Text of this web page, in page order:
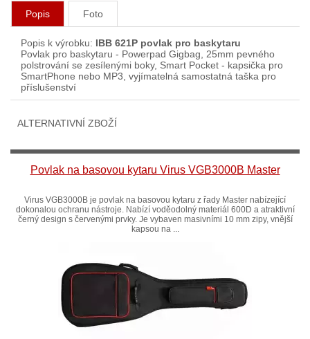
Popis Foto
Popis k výrobku: IBB 621P povlak pro baskytaru
Povlak pro baskytaru - Powerpad Gigbag, 25mm pevného
polstrování se zesílenými boky, Smart Pocket - kapsička pro
SmartPhone nebo MP3, vyjímatelná samostatná taška pro
příslušenství
ALTERNATIVNÍ ZBOŽÍ
Povlak na basovou kytaru Virus VGB3000B Master
Virus VGB3000B je povlak na basovou kytaru z řady Master nabízející
dokonalou ochranu nástroje. Nabízí voděodolný materiál 600D a atraktivní
černý design s červenými prvky. Je vybaven masivními 10 mm zipy, vnější
kapsou na ...